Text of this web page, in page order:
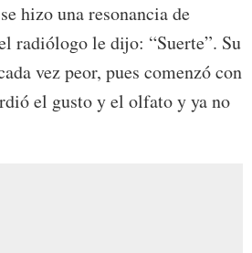
hizo una resonancia de
radiólogo le dijo: “Suerte”. Su
vez peor, pues comenzó con
el gusto y el olfato y ya no